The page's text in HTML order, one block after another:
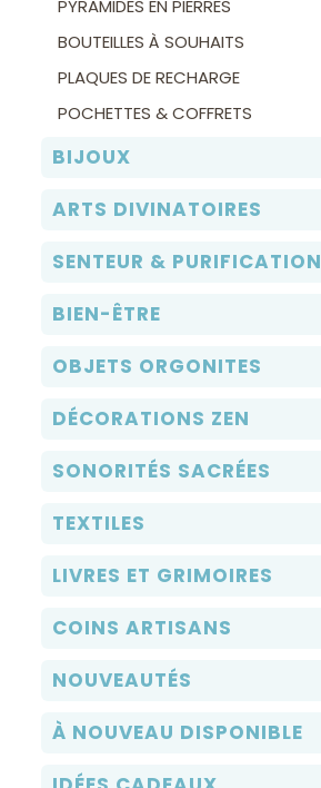
PYRAMIDES EN PIERRES
BOUTEILLES À SOUHAITS
PLAQUES DE RECHARGE
POCHETTES & COFFRETS
BIJOUX
ARTS DIVINATOIRES
SENTEUR & PURIFICATION
BIEN-ÊTRE
OBJETS ORGONITES
DÉCORATIONS ZEN
SONORITÉS SACRÉES
TEXTILES
LIVRES ET GRIMOIRES
COINS ARTISANS
NOUVEAUTÉS
À NOUVEAU DISPONIBLE